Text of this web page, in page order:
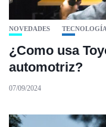
NOVEDADES TECNOLOGÍA
¿Como usa
automotriz?
07/09/2024